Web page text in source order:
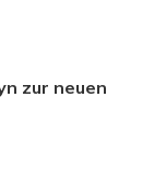
zur neuen